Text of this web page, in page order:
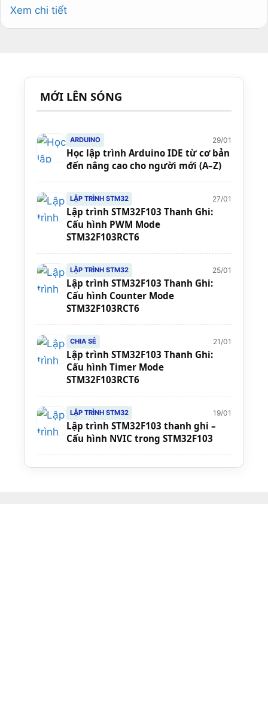
Xem chi tiết
MỚI LÊN SÓNG
ARDUINO 29/01
Học lập trình Arduino IDE từ cơ bản
đến nâng cao cho người mới (A–Z)
LẬP TRÌNH STM32 27/01
Lập trình STM32F103 Thanh Ghi:
Cấu hình PWM Mode
STM32F103RCT6
LẬP TRÌNH STM32 25/01
Lập trình STM32F103 Thanh Ghi:
Cấu hình Counter Mode
STM32F103RCT6
CHIA SẺ 21/01
Lập trình STM32F103 Thanh Ghi:
Cấu hình Timer Mode
STM32F103RCT6
LẬP TRÌNH STM32 19/01
Lập trình STM32F103 thanh ghi –
Cấu hình NVIC trong STM32F103